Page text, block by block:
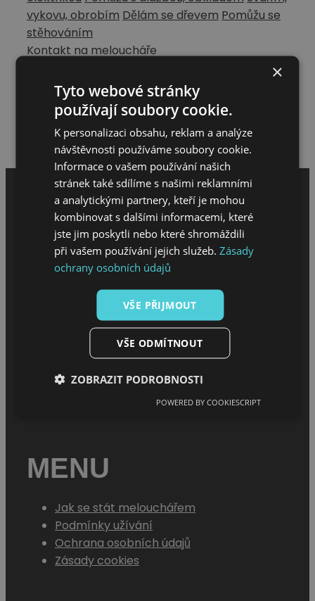
vykovu, obrobím Dělám se dřevem Pomůžu se
stěhováním
Kontakt na meloucháře
734503100
mlcak.ondrej@seznam.cz
Hodnocení meloucháře
Napsat hodnocení
MENU
Sháním melouch
MENU
Jak se stát melouchářem
Podmínky užívání
Ochrana osobních údajů
Zásady cookies
×
Tyto webové stránky
používají soubory cookie.
K personalizaci obsahu, reklam a analýze
návštěvnosti používáme soubory cookie.
Informace o vašem používání našich
stránek také sdílíme s našimi reklamními
a analytickými partnery, kteří je mohou
kombinovat s dalšími informacemi, které
jste jim poskytli nebo které shromáždili
při vašem používání jejich služeb.Zásady
ochrany osobních údajů
VŠE PŘIJMOUT
VŠE ODMÍTNOUT
ZOBRAZIT PODROBNOSTI
POWERED BY COOKIESCRIPT